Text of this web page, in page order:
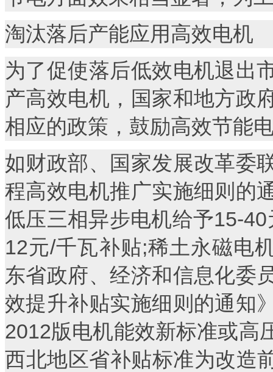
淘汰落后产能应用高效电机
为了促使落后低效电机退出
产高效电机，国家和地方政
相应的政策，鼓励高效节能
如财政部、国家发展改革委
程高效电机推广实施细则的
低压三相异步电机给予15-
12元/千瓦补贴;稀土永磁电
东省政府、经济和信息化委
效提升补贴实施细则的通知
2012版电机能效新标准或高
西北地区省补贴标准为改造